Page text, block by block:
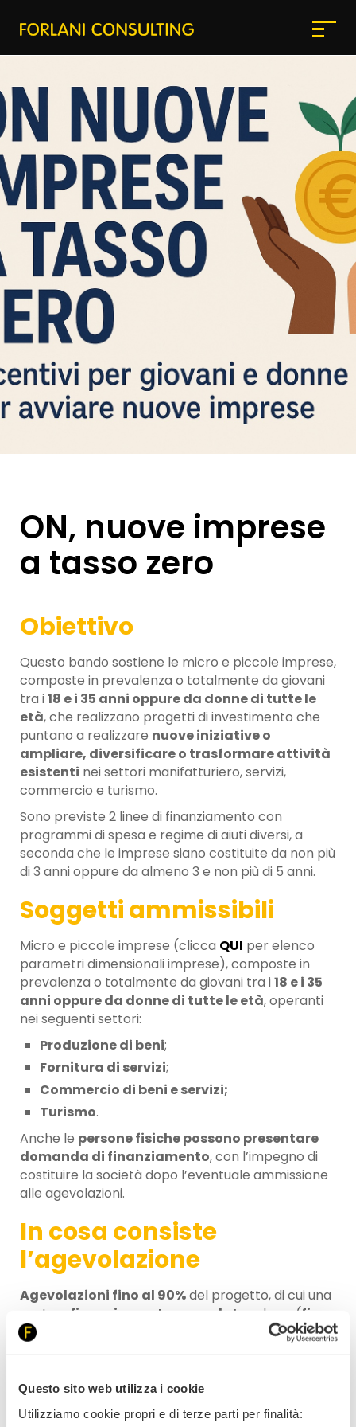
Questo sito web utilizza i cookie
Utilizziamo cookie propri e di terze parti per finalità:
ON, nuove imprese
a tasso zero
Obiettivo
Questo bando sostiene le micro e piccole imprese,
composte in prevalenza o totalmente da giovani
tra i18 e i 35 anni oppure da donne di tutte le
età, che realizzano progetti di investimento che
puntano a realizzare nuove iniziative o
ampliare, diversificare o trasformare attività
esistenti nei settori manifatturiero, servizi,
commercio e turismo.
Sono previste 2 linee di finanziamento con
programmi di spesa e regime di aiuti diversi, a
seconda che le imprese siano costituite da non più
di 3 anni oppure da almeno 3 e non più di 5 anni.
Soggetti ammissibili
Micro e piccole imprese (clicca QUI per elenco
parametri dimensionali imprese), composte in
prevalenza o totalmente da giovani tra i18 e i 35
anni oppure da donne di tutte le età, operanti
nei seguenti settori:
Produzione di beni;
Fornitura di servizi;
Commercio di beni e servizi;
Turismo.
Anche le persone fisiche possono presentare
domanda di finanziamento, con l’impegno di
costituire la società dopo l’eventuale ammissione
alle agevolazioni.
In cosa consiste
l’agevolazione
Agevolazioni fino al 90%del progetto, di cui una
parte a finanziamento agevolato ed una (fino
al 20%
contributo a fondo perduto.
titolo indicativo)